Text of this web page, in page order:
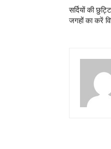
सर्दियों की
जगहों का करें